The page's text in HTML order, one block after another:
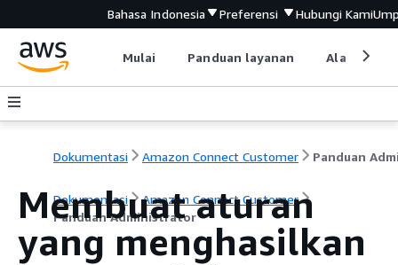
Bahasa Indonesia Preferensi Hubungi Kami
Mulai Panduan layanan Alat
Dokumentasi Amazon Connect Customer
Dokumentasi
Amazon Connect Customer
Panduan Administrator
Membuat aturan
yang menghasilkan